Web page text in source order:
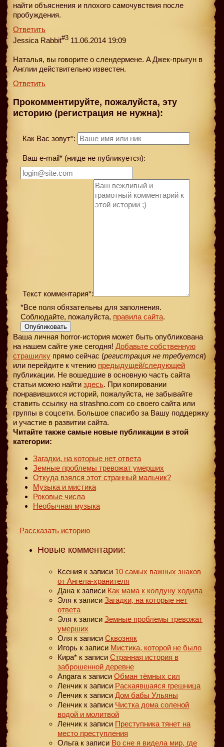
найти объяснения и плохого самочувствия после
пробуждения.
Ответить
Jessica Rabbit#3 11.06.2014 19:09
Наталья, вы говорите о слендермене. A Джек-прыгун в
Англии действительно известен.
Ответить
Прокомментируйте, пожалуйста, эту
историю (регистрация не нужна):
Как Вас зовут*:
Ваш e-mail* (нигде не публикуется):
Текст комментария*:
*Все поля обязательны для заполнения.
Соблюдайте, пожалуйста, правила сайта.
Опубликовать
Ваша личная horror-история может быть опубликована
на нашем сайте уже сегодня! Добавьте собственную
страшилку прямо сейчас (регистрация не требуется)
или перейдите к чтению предыдущей/следующей
публикации. Не вошедшие в основную часть сайта
статьи можно найти здесь. При копировании
понравившихся историй, пожалуйста, не забывайте
ставить ссылку на strashno.com со своего сайта или
группы в соцсети. Большое спасибо за Вашу поддержку
и участие в развитии сайта.
Читайте также самые новые публикации в этой
категории:
Загадки, на которые нет ответа
Земные проблемы тревожат умерших
Откуда взялся этот странный мальчик?
Музыка и мистика
Роковые числа
Необычная музыка
Рассказать историю
Новые комментарии:
Ксения к записи 10 самых важных знаков
от Ангела-хранителя
Дана к записи Как мама к колдуну ходила
Эля к записи Загадки, на которые нет
ответа
Эля к записи Земные проблемы тревожат
умерших
Оля к записи Сквозняк
Игорь к записи Мистика, которой не было
Кира* к записи Странная история в
заброшенной деревне
Angara к записи Обман тёмных сил
Ленчик к записи Раскаявшаяся грешница
Ленчик к записи Дом бабы Ульяны
Ленчик к записи Чистка дома соленой
водой и молитвой
Ленчик к записи Преступника тянет на
место преступления
Ольга к записи Во сне я видела мир, где